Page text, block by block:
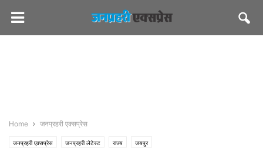
Home जनप्रहरी एक्सप्रेस
जनप्रहरी एक्सप्रेस जनप्रहरी लेटेस्ट राज्य जयपुर